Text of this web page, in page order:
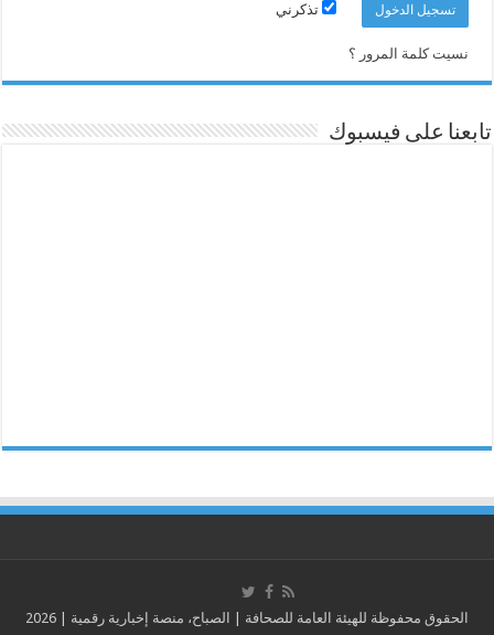
تذكرني
نسيت كلمة المرور ؟
تابعنا على فيسبوك
الحقوق محفوظة للهيئة العامة للصحافة | الصباح، منصة إخبارية رقمية | 2026